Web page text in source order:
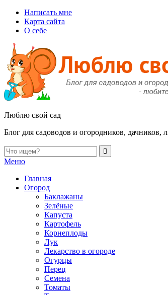
Написать мне
Карта сайта
О себе
Люблю свой сад
Блог для садоводов и огородников, дачников,
Меню
Главная
Огород
Баклажаны
Зелёные
Капуста
Картофель
Корнеплоды
Лук
Лекарство в огороде
Огурцы
Перец
Семена
Томаты